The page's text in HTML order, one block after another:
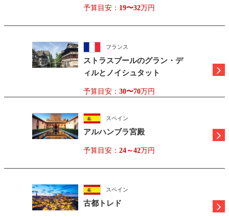
予算目安： 19〜32万円
フランス
ストラスブールのグラン・デ
ィルとノイシュタット
予算目安： 30〜70万円
スペイン
アルハンブラ宮殿
予算目安： 24～42万円
スペイン
古都トレド